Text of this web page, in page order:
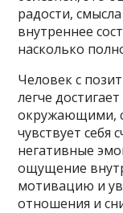
радости,
внутреннее
насколько
Человек с
легче
окружающими,
чувствует себя
негативные
ощущение
мотивацию и
отношения и